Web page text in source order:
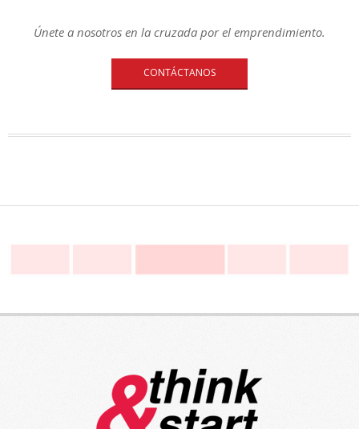
Únete a nosotros en la cruzada por el emprendimiento.
CONTÁCTANOS